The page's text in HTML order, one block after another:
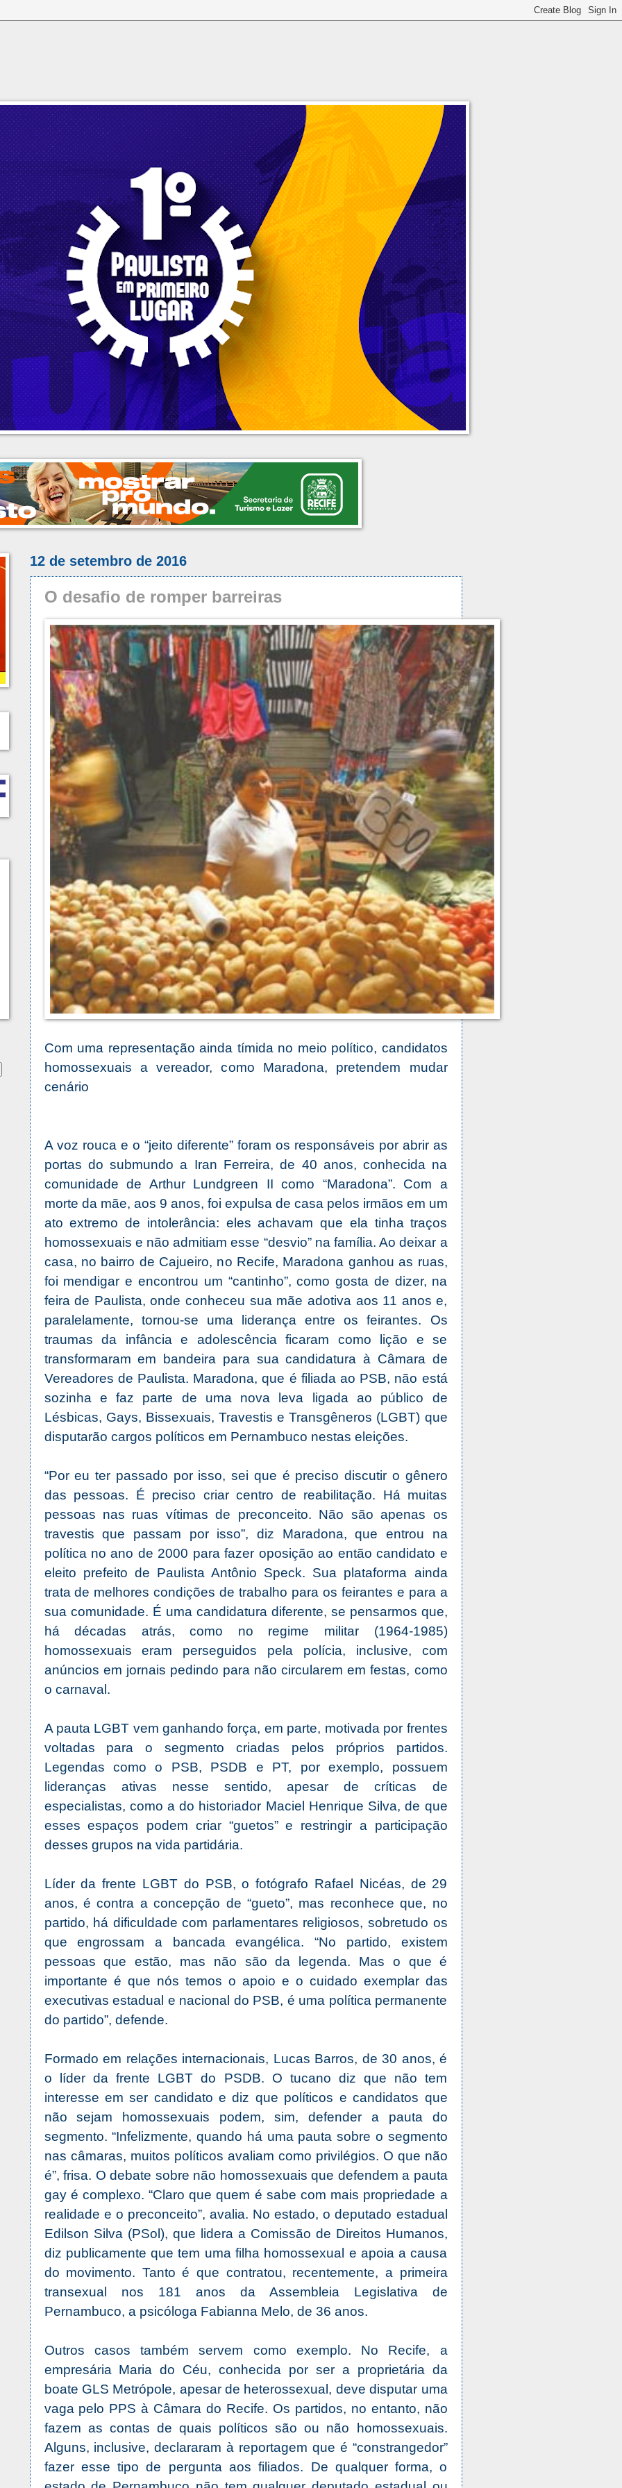
12 de setembro de 2016
O desafio de romper barreiras
Com uma representação ainda tímida no meio político, candidatos
homossexuais a vereador, como Maradona, pretendem mudar
cenário
A voz rouca e o “jeito diferente” foram os responsáveis por abrir as
portas do submundo a Iran Ferreira, de 40 anos, conhecida na
comunidade de Arthur Lundgreen II como “Maradona”. Com a
morte da mãe, aos 9 anos, foi expulsa de casa pelos irmãos em um
ato extremo de intolerância: eles achavam que ela tinha traços
homossexuais e não admitiam esse “desvio” na família. Ao deixar a
casa, no bairro de Cajueiro, no Recife, Maradona ganhou as ruas,
foi mendigar e encontrou um “cantinho”, como gosta de dizer, na
feira de Paulista, onde conheceu sua mãe adotiva aos 11 anos e,
paralelamente, tornou-se uma liderança entre os feirantes. Os
traumas da infância e adolescência ficaram como lição e se
transformaram em bandeira para sua candidatura à Câmara de
Vereadores de Paulista. Maradona, que é filiada ao PSB, não está
sozinha e faz parte de uma nova leva ligada ao público de
Lésbicas, Gays, Bissexuais, Travestis e Transgêneros (LGBT) que
disputarão cargos políticos em Pernambuco nestas eleições.
“Por eu ter passado por isso, sei que é preciso discutir o gênero
das pessoas. É preciso criar centro de reabilitação. Há muitas
pessoas nas ruas vítimas de preconceito. Não são apenas os
travestis que passam por isso”, diz Maradona, que entrou na
política no ano de 2000 para fazer oposição ao então candidato e
eleito prefeito de Paulista Antônio Speck. Sua plataforma ainda
trata de melhores condições de trabalho para os feirantes e para a
sua comunidade. É uma candidatura diferente, se pensarmos que,
há décadas atrás, como no regime militar (1964-1985)
homossexuais eram perseguidos pela polícia, inclusive, com
anúncios em jornais pedindo para não circularem em festas, como
o carnaval.
A pauta LGBT vem ganhando força, em parte, motivada por frentes
voltadas para o segmento criadas pelos próprios partidos.
Legendas como o PSB, PSDB e PT, por exemplo, possuem
lideranças ativas nesse sentido, apesar de críticas de
especialistas, como a do historiador Maciel Henrique Silva, de que
esses espaços podem criar “guetos” e restringir a participação
desses grupos na vida partidária.
Líder da frente LGBT do PSB, o fotógrafo Rafael Nicéas, de 29
anos, é contra a concepção de “gueto”, mas reconhece que, no
partido, há dificuldade com parlamentares religiosos, sobretudo os
que engrossam a bancada evangélica. “No partido, existem
pessoas que estão, mas não são da legenda. Mas o que é
importante é que nós temos o apoio e o cuidado exemplar das
executivas estadual e nacional do PSB, é uma política permanente
do partido”, defende.
Formado em relações internacionais, Lucas Barros, de 30 anos, é
o líder da frente LGBT do PSDB. O tucano diz que não tem
interesse em ser candidato e diz que políticos e candidatos que
não sejam homossexuais podem, sim, defender a pauta do
segmento. “Infelizmente, quando há uma pauta sobre o segmento
nas câmaras, muitos políticos avaliam como privilégios. O que não
é”, frisa. O debate sobre não homossexuais que defendem a pauta
gay é complexo. “Claro que quem é sabe com mais propriedade a
realidade e o preconceito”, avalia. No estado, o deputado estadual
Edilson Silva (PSol), que lidera a Comissão de Direitos Humanos,
diz publicamente que tem uma filha homossexual e apoia a causa
do movimento. Tanto é que contratou, recentemente, a primeira
transexual nos 181 anos da Assembleia Legislativa de
Pernambuco, a psicóloga Fabianna Melo, de 36 anos.
Outros casos também servem como exemplo. No Recife, a
empresária Maria do Céu, conhecida por ser a proprietária da
boate GLS Metrópole, apesar de heterossexual, deve disputar uma
vaga pelo PPS à Câmara do Recife. Os partidos, no entanto, não
fazem as contas de quais políticos são ou não homossexuais.
Alguns, inclusive, declararam à reportagem que é “constrangedor”
fazer esse tipo de pergunta aos filiados. De qualquer forma, o